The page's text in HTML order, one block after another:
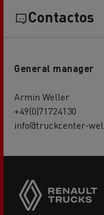
Contactos
General manager
Armin Weller
+49(0)71724130
info@truckcenter-